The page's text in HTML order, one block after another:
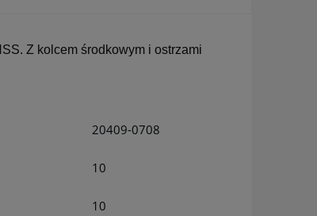
Z kolcem środkowym i ostrzami
20409-0708
10
10